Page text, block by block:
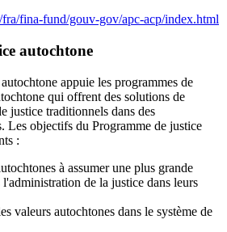
fina-fund/gouv-gov/apc-acp/index.html
autochtone
appuie les programmes de
qui offrent des solutions de
justice traditionnels dans des
Les objectifs du Programme de justice
:
à assumer une plus grande
l'administration de la justice dans leurs
valeurs autochtones dans le système de